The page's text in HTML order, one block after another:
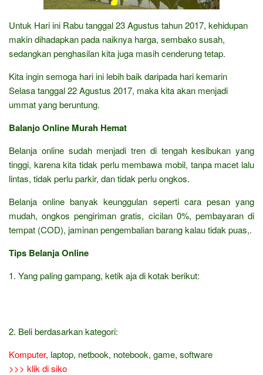
Untuk Hari ini Rabu tanggal 23 Agustus tahun 2017, kehidupan
makin dihadapkan pada naiknya harga, sembako susah,
sedangkan penghasilan kita juga masih cenderung tetap.
Kita ingin semoga hari ini lebih baik daripada hari kemarin
Selasa tanggal 22 Agustus 2017, maka kita akan menjadi
ummat yang beruntung.
Balanjo Online Murah Hemat
Belanja online sudah menjadi tren di tengah kesibukan yang
tinggi, karena kita tidak perlu membawa mobil, tanpa macet lalu
lintas, tidak perlu parkir, dan tidak perlu ongkos.
Belanja online banyak keunggulan seperti cara pesan yang
mudah, ongkos pengiriman gratis, cicilan 0%, pembayaran di
tempat (COD), jaminan pengembalian barang kalau tidak puas,.
Tips Belanja Online
1. Yang paling gampang, ketik aja di kotak berikut:
2. Beli berdasarkan kategori:
Komputer, laptop, netbook, notebook, game, software
>>> klik di siko